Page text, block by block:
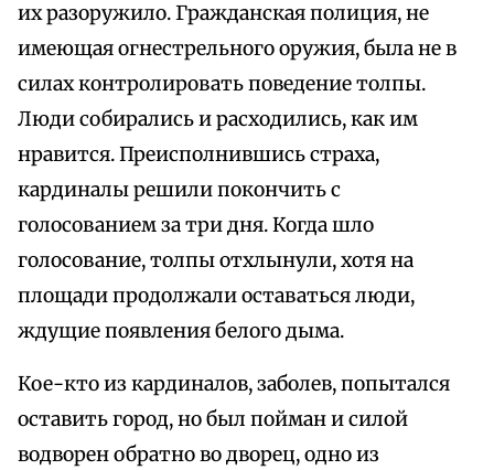
их разоружило. Гражданская полиция, не
имеющая огнестрельного оружия, была не в
силах контролировать поведение толпы.
Люди собирались и расходились, как им
нравится. Преисполнившись страха,
кардиналы решили покончить с
голосованием за три дня. Когда шло
голосование, толпы отхлынули, хотя на
площади продолжали оставаться люди,
ждущие появления белого дыма.
Кое-кто из кардиналов, заболев, попытался
оставить город, но был пойман и силой
водворен обратно во дворец, одно из